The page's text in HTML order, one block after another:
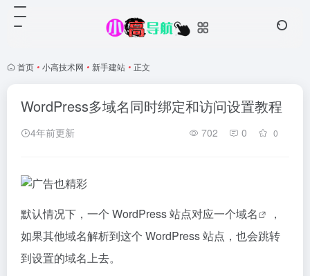
首页 • 小高技术网 • 新手建站 • 正文
WordPress多域名同时绑定和访问设置教程
4年前更新 702 0 0
默认情况下，一个 WordPress 站点对应一个域名
，
如果其他域名解析到这个 WordPress 站点，也会跳转
到设置的域名上去。